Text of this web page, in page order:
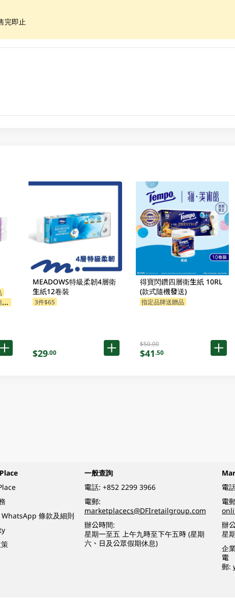
完即止
MEADOWS特級柔韌4層衛
生紙12卷裝
3件$65
$29.00
得寶閃鑽四層衛生紙 10RL
(款式隨機發送)
指定品牌送贈品
$50.00
$41.50
條款及細則
一般查詢
電話: +852 2299 3966
電郵:
marketplacecs@DFIretailgroup.com
辦公時間:
星期一至五 上午九時至下午五時 (星期
六、日及公眾假期休息)
電
電
辦
星
企
電
郵: